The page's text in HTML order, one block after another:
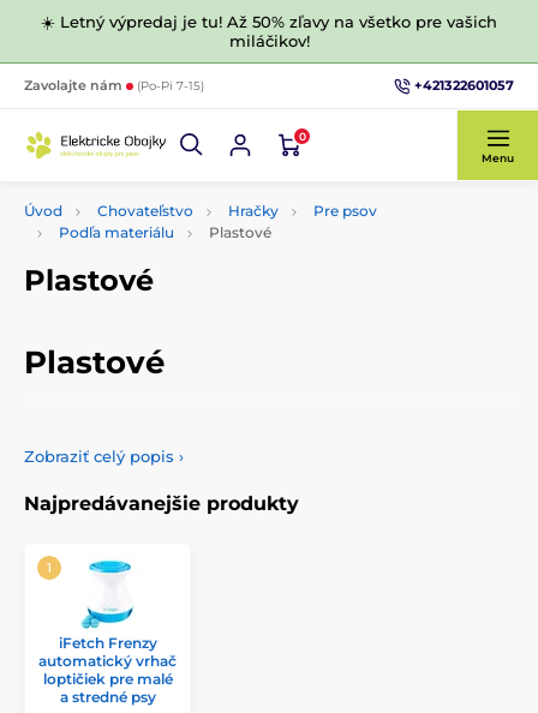
☀️ Letný výpredaj je tu! Až 50% zľavy na všetko pre vašich
miláčikov!
Zavolajte nám (Po-Pi 7-15) +421322601057
0
Menu
Úvod Chovateľstvo Hračky
Pre psov
Podľa materiálu
Plastové
Plastové
Plastové
vašich štvornohých miláčikov.
Zobraziť celý popis ›
Najpredávanejšie produkty
iFetch Frenzy
automatický vrhač
loptičiek pre malé
a stredné psy